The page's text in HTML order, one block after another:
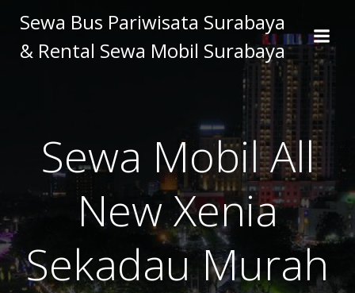
to
content
Sewa Bus Pariwisata Surabaya
& Rental Sewa Mobil Surabaya
Sewa Mobil All
New Xenia
Sekadau Murah